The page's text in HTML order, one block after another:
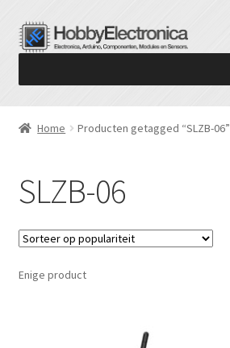
Ga
door
navigatie
Ga
naar
inhoud
Home Producten getagged “SLZB-06”
SLZB-06
Enige product